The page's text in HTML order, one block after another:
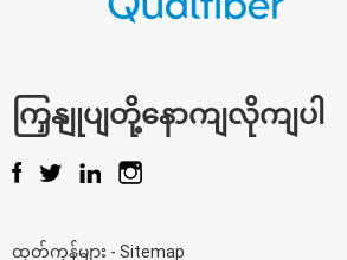
ကြှနျုပျတို့နောကျလိုကျပါ
ထုတ်ကုန်များ - Sitemap